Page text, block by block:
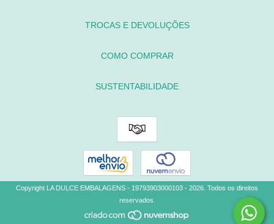
TROCAS E DEVOLUÇÕES
COMO COMPRAR
SUSTENTABILIDADE
Copyright LA DULCE EMBALAGENS - 19793903000103 - 2026. Todos os direitos
reservados.